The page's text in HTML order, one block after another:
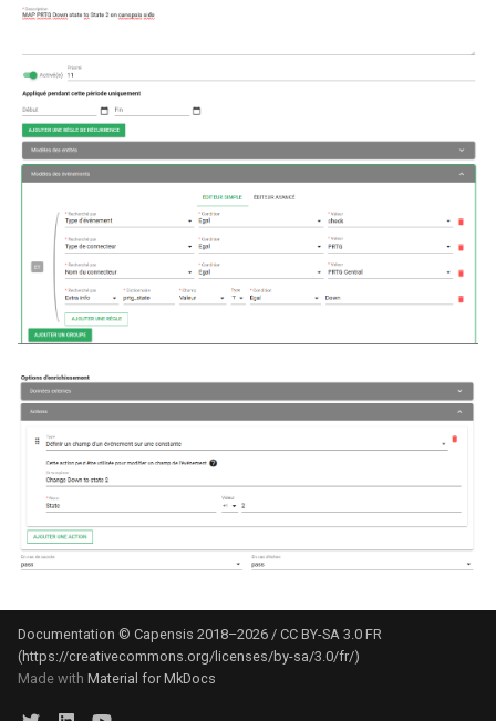
Documentation © Capensis 2018–2026 / CC BY-SA 3.0 FR
(https://creativecommons.org/licenses/by-sa/3.0/fr/)
Made with Material for MkDocs